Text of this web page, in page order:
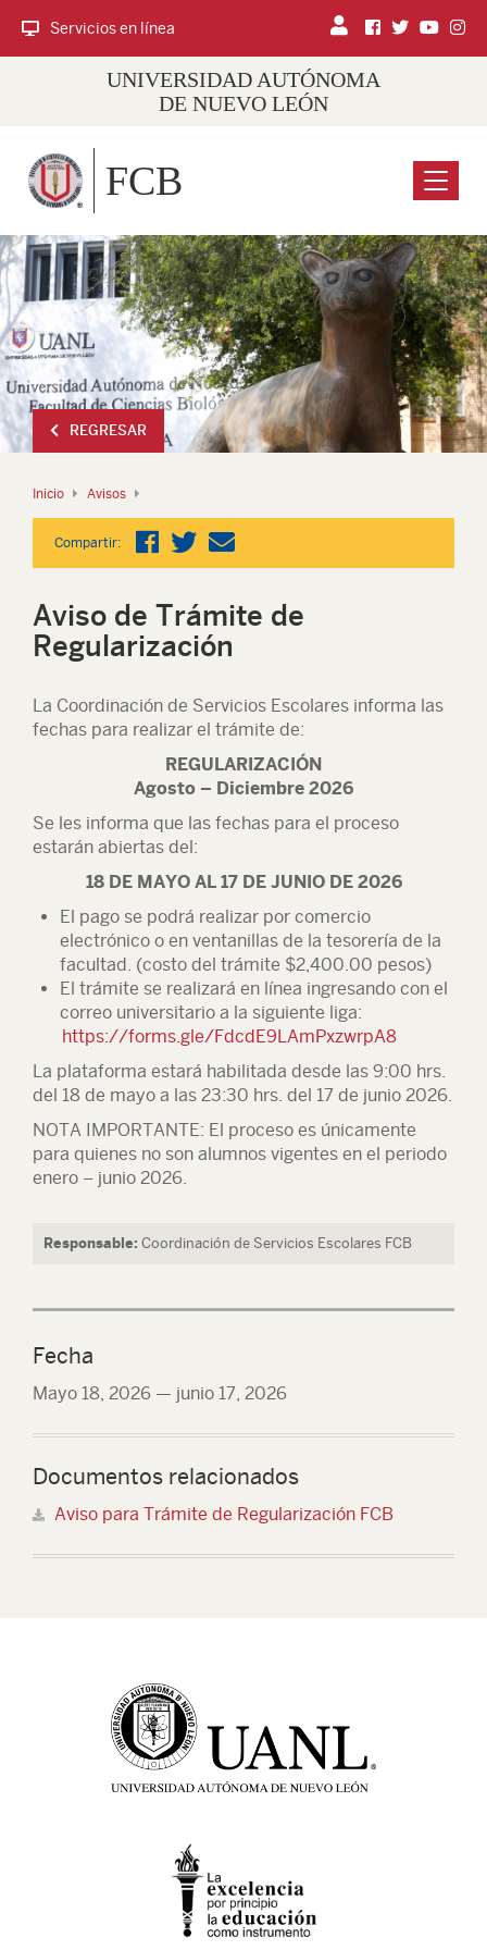
Servicios en línea
UNIVERSIDAD AUTÓNOMA
DE NUEVO LEÓN
Menu
FCB
REGRESAR
Inicio Avisos
Compartir:
Aviso de Trámite de
Regularización
La Coordinación de Servicios Escolares informa las
fechas para realizar el trámite de:
REGULARIZACIÓN
Agosto – Diciembre 2026
Se les informa que las fechas para el proceso
estarán abiertas del:
18 DE MAYO AL 17 DE JUNIO DE 2026
El pago se podrá realizar por comercio
electrónico o en ventanillas de la tesorería de la
facultad. (costo del trámite $2,400.00 pesos)
El trámite se realizará en línea ingresando con el
correo universitario a la siguiente liga:
https://forms.gle/FdcdE9LAmPxzwrpA8
La plataforma estará habilitada desde las 9:00 hrs.
del 18 de mayo a las 23:30 hrs. del 17 de junio 2026.
NOTA IMPORTANTE: El proceso es únicamente
para quienes no son alumnos vigentes en el periodo
enero – junio 2026.
Responsable: Coordinación de Servicios Escolares FCB
Fecha
Mayo 18, 2026 — junio 17, 2026
Documentos relacionados
Aviso para Trámite de Regularización FCB